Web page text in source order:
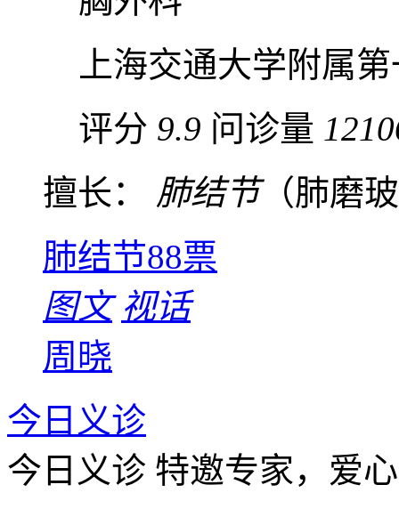
上海交通大学附属
评分 9.9 问诊量
擅长： 肺结节（肺磨
肺结节88票
图文 视话
周晓
今日义诊
今日义诊 特邀专家，爱